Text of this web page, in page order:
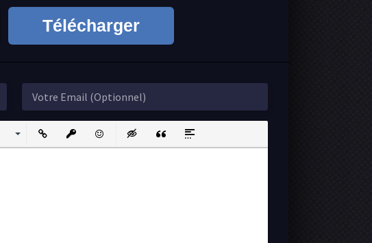
Télécharger
ListInsert LinkInsert protected link
EmoticonsInsert hidden text
Insert QuoteInsert spoiler